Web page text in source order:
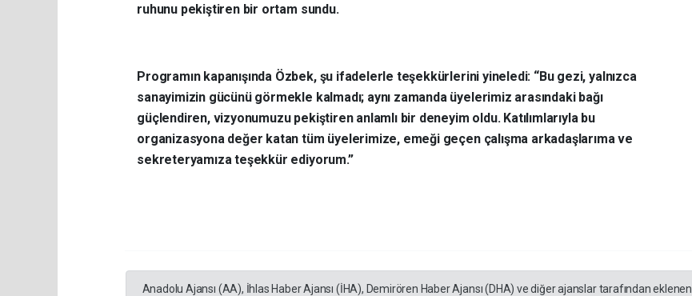
ruhunu pekiştiren bir ortam sundu.
Programın kapanışında Özbek, şu ifadelerle teşekkürlerini yineledi: “Bu gezi, yalnızca
sanayimizin gücünü görmekle kalmadı; aynı zamanda üyelerimiz arasındaki bağı
güçlendiren, vizyonumuzu pekiştiren anlamlı bir deneyim oldu. Katılımlarıyla bu
organizasyona değer katan tüm üyelerimize, emeği geçen çalışma arkadaşlarıma ve
sekreteryamıza teşekkür ediyorum.”
Anadolu Ajansı (AA), İhlas Haber Ajansı (İHA), Demirören Haber Ajansı (DHA) ve diğer ajanslar tarafından eklenen